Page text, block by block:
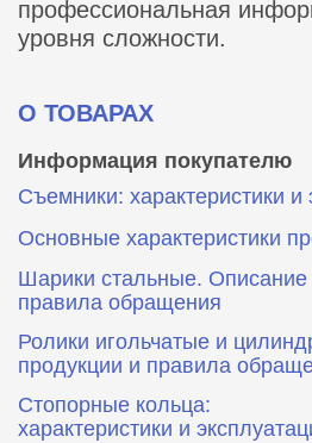
профессиональная
уровня сложности.
О ТОВАРАХ
Информация покупателю
Съемники: характеристики и
Основные характеристики
Шарики стальные. Описание
правила обращения
Ролики игольчатые и
продукции и правила
Стопорные кольца:
характеристики и